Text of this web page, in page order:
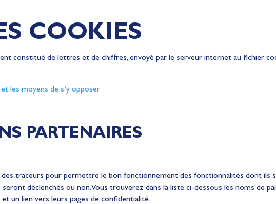
COOKIES
constitué de lettres et de chiffres, envoyé par le serveur internet au fichier
les moyens de s’y opposer
PARTENAIRES
traceurs pour permettre le bon fonctionnement des fonctionnalités dont ils
déclenchés ou non. Vous trouverez dans la liste ci-dessous les noms de
un lien vers leurs pages de confidentialité.